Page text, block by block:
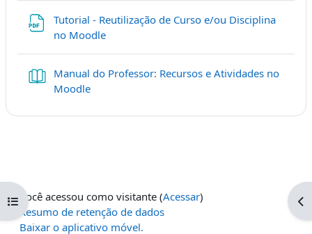
Abrir índice do curso
Tutorial - Reutilização de Curso e/ou Disciplina
no Moodle
Manual do Professor: Recursos e Atividades no
MoodleLivro
Você acessou como visitante (Acessar)
Resumo de retenção de dados
Baixar o aplicativo móvel.